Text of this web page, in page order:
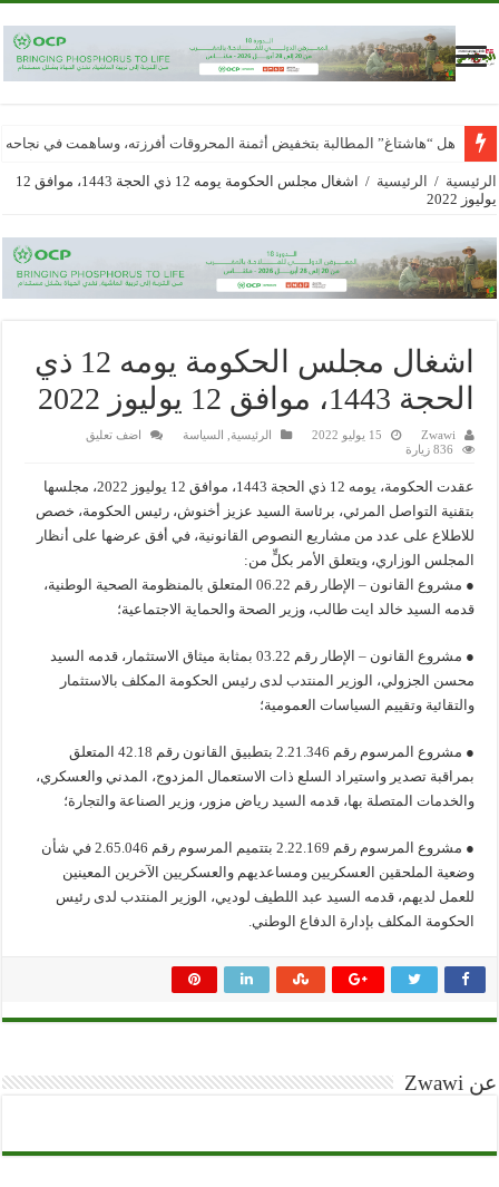
هل “هاشتاغ” المطالبة بتخفيض أثمنة المحروقات أفرزته، وساهمت في
الرئيسية / الرئيسية /
اشغال مجلس الحكومة يومه 12 ذي الحجة 1443، موافق 12
يوليوز 2022
اشغال مجلس الحكومة يومه 12 ذي
الحجة 1443، موافق 12 يوليوز 2022
Zwawi 15 يوليو 2022 الرئيسية السياسة
اضف تعليق
836 زيارة
عقدت الحكومة، يومه 12 ذي الحجة 1443، موافق 12 يوليوز 2022، مجلسها
بتقنية التواصل المرئي، برئاسة السيد عزيز أخنوش، رئيس الحكومة، خصص
للاطلاع على عدد من مشاريع النصوص القانونية، في أفق عرضها على أنظار
المجلس الوزاري، ويتعلق الأمر بكلٍّ من:
● مشروع القانون – الإطار رقم 06.22 المتعلق بالمنظومة الصحية الوطنية،
قدمه السيد خالد ايت طالب، وزير الصحة والحماية الاجتماعية؛
● مشروع القانون – الإطار رقم 03.22 بمثابة ميثاق الاستثمار، قدمه السيد
محسن الجزولي، الوزير المنتدب لدى رئيس الحكومة المكلف بالاستثمار
والتقائية وتقييم السياسات العمومية؛
● مشروع المرسوم رقم 2.21.346 بتطبيق القانون رقم 42.18 المتعلق
بمراقبة تصدير واستيراد السلع ذات الاستعمال المزدوج، المدني والعسكري،
والخدمات المتصلة بها، قدمه السيد رياض مزور، وزير الصناعة والتجارة؛
● مشروع المرسوم رقم 2.22.169 بتتميم المرسوم رقم 2.65.046 في شأن
وضعية الملحقين العسكريين ومساعديهم والعسكريين الآخرين المعينين
للعمل لديهم، قدمه السيد عبد اللطيف لوديي، الوزير المنتدب لدى رئيس
الحكومة المكلف بإدارة الدفاع الوطني.
عن Zwawi